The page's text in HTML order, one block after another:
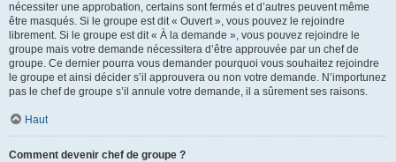
nécessiter une approbation, certains sont fermés et d’autres peuvent même
être masqués. Si le groupe est dit « Ouvert », vous pouvez le rejoindre
librement. Si le groupe est dit « À la demande », vous pouvez rejoindre le
groupe mais votre demande nécessitera d’être approuvée par un chef de
groupe. Ce dernier pourra vous demander pourquoi vous souhaitez rejoindre
le groupe et ainsi décider s’il approuvera ou non votre demande. N’importunez
pas le chef de groupe s’il annule votre demande, il a sûrement ses raisons.
Haut
Comment devenir chef de groupe ?